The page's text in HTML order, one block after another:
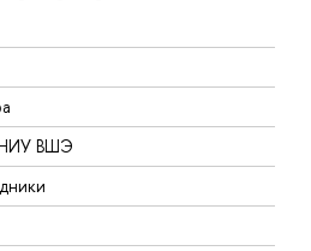
НИУ ВШЭ